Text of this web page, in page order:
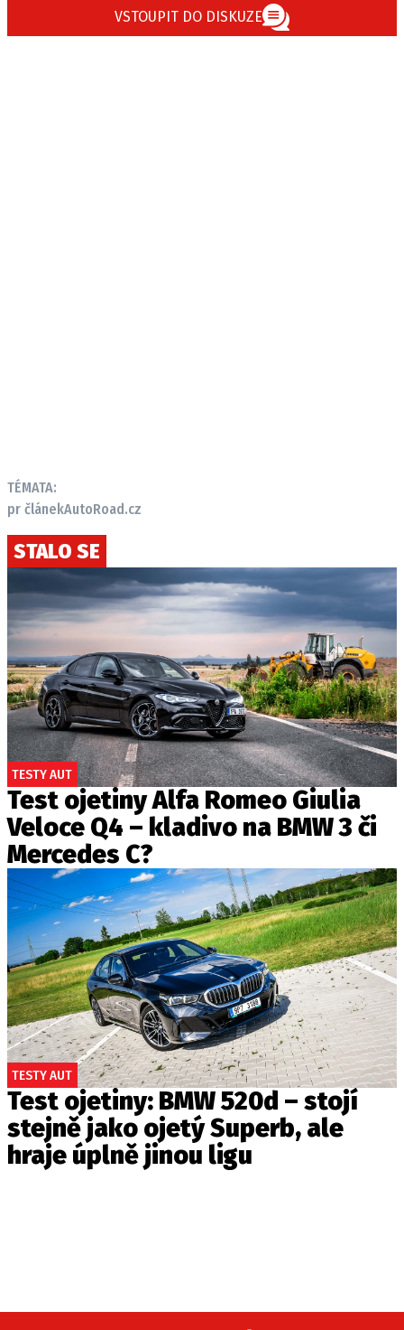
VSTOUPIT DO DISKUZE
TÉMATA:
pr článekAutoRoad.cz
STALO SE
TESTY AUT
Test ojetiny Alfa Romeo Giulia
Veloce Q4 – kladivo na BMW 3 či
Mercedes C?
TESTY AUT
Test ojetiny: BMW 520d – stojí
stejně jako ojetý Superb, ale
hraje úplně jinou ligu